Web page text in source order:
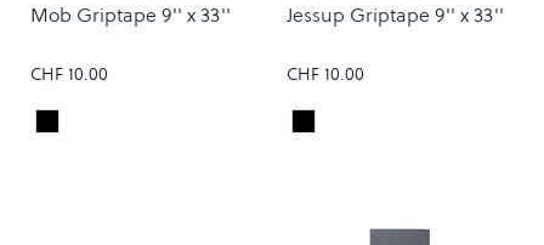
Mob Griptape 9'' x 33''
CHF 10.00
Colour
Black
Jessup Griptape 9'' x 33''
CHF 10.00
Colour
Black